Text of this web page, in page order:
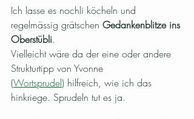
Ich lasse es nochli köcheln und
regelmässig grätschen Gedankenblitze ins
Oberstübli.
Vielleicht wäre da der eine oder andere
Strukturtipp von Yvonne
(Wortsprudel) hilfreich, wie ich das
hinkriege. Sprudeln tut es ja.